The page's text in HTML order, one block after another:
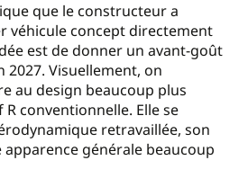
que le constructeur a
véhicule concept directement
est de donner un avant-goût
2027. Visuellement, on
au design beaucoup plus
R conventionnelle. Elle se
retravaillée, son
générale beaucoup